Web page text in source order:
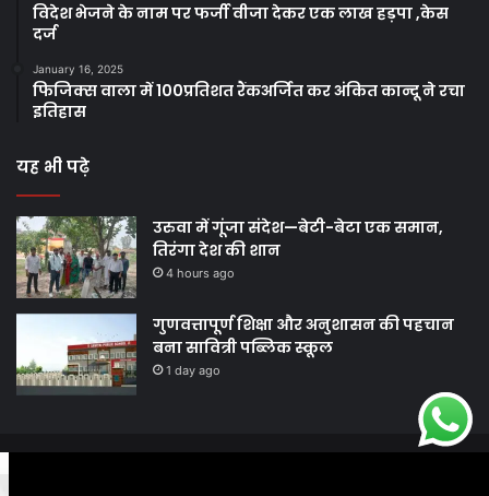
विदेश भेजने के नाम पर फर्जी वीजा देकर एक लाख हड़पा ,केस
दर्ज
January 16, 2025
फिजिक्स वाला में 100प्रतिशत रैंकअर्जित कर अंकित कान्दू ने रचा
इतिहास
यह भी पढ़े
उरुवा में गूंजा संदेश—बेटी-बेटा एक समान,
तिरंगा देश की शान
4 hours ago
गुणवत्तापूर्ण शिक्षा और अनुशासन की पहचान
बना सावित्री पब्लिक स्कूल
1 day ago